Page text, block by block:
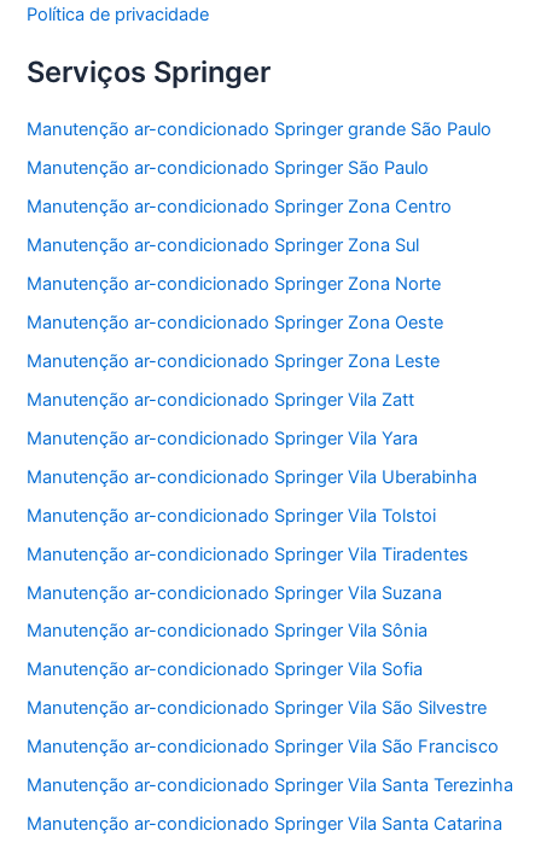
Política de privacidade
Serviços Springer
Manutenção ar-condicionado Springer grande São Paulo
Manutenção ar-condicionado Springer São Paulo
Manutenção ar-condicionado Springer Zona Centro
Manutenção ar-condicionado Springer Zona Sul
Manutenção ar-condicionado Springer Zona Norte
Manutenção ar-condicionado Springer Zona Oeste
Manutenção ar-condicionado Springer Zona Leste
Manutenção ar-condicionado Springer Vila Zatt
Manutenção ar-condicionado Springer Vila Yara
Manutenção ar-condicionado Springer Vila Uberabinha
Manutenção ar-condicionado Springer Vila Tolstoi
Manutenção ar-condicionado Springer Vila Tiradentes
Manutenção ar-condicionado Springer Vila Suzana
Manutenção ar-condicionado Springer Vila Sônia
Manutenção ar-condicionado Springer Vila Sofia
Manutenção ar-condicionado Springer Vila São Silvestre
Manutenção ar-condicionado Springer Vila São Francisco
Manutenção ar-condicionado Springer Vila Santa Terezinha
Manutenção ar-condicionado Springer Vila Santa Catarina